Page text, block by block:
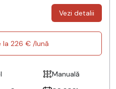
Vezi detalii
la 226 € /lună
Manuală